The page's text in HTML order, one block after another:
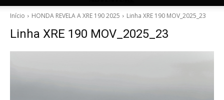
Início HONDA REVELA A XRE 190 2025 Linha XRE 190 MOV_2025_23
Linha XRE 190 MOV_2025_23